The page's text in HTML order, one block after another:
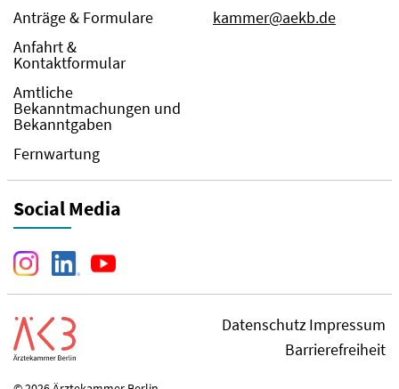
Anträge & Formulare
Anfahrt &
Kontaktformular
Amtliche
Bekanntmachungen und
Bekanntgaben
Fernwartung
kammer@aekb.de
Social Media
DatenschutzImpressum
Barrierefreiheit